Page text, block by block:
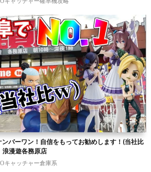
ンバーワン！自信をもってお勧めします！(当社比
浪漫遊各務原店
キャッチャー倉庫系